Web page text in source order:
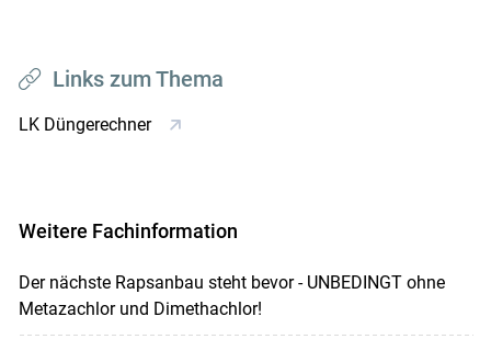
Links zum Thema
LK Düngerechner
Weitere Fachinformation
Der nächste Rapsanbau steht bevor - UNBEDINGT ohne
Metazachlor und Dimethachlor!